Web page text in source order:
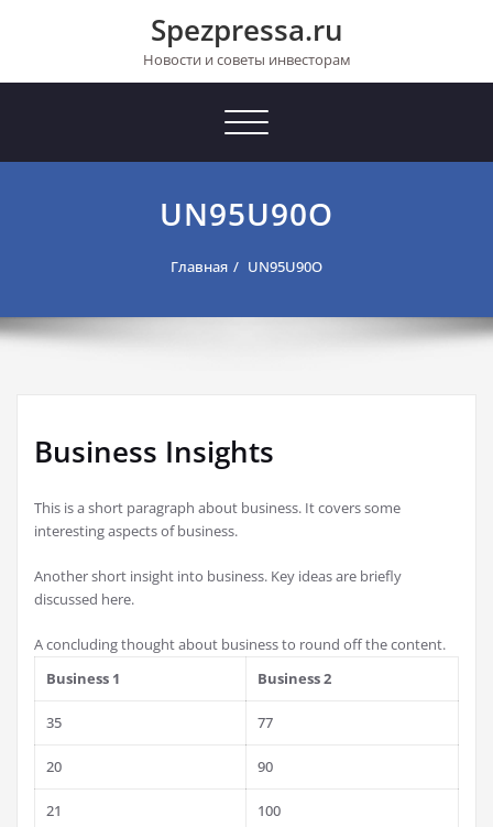
Spezpressa.ru
Новости и советы инвесторам
Toggle
UN95U90O
Главная UN95U90O
Business Insights
This is a short paragraph about business. It covers some
interesting aspects of business.
Another short insight into business. Key ideas are briefly
discussed here.
A concluding thought about business to round off the content.
Business 1
Business 2
35 77
20 90
21 100